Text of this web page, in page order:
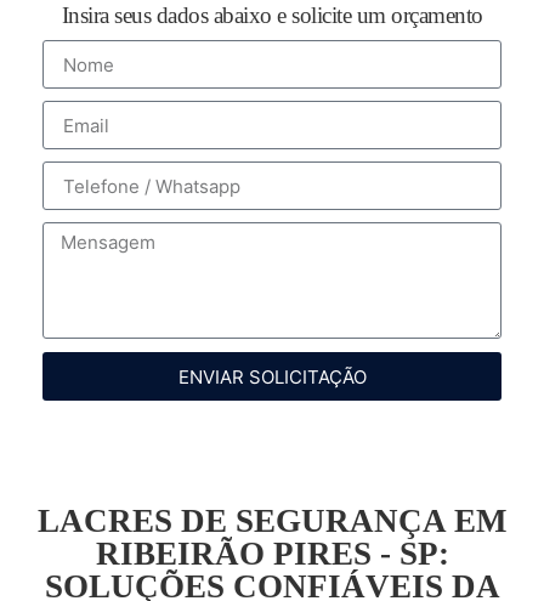
Insira seus dados abaixo e solicite um orçamento
ENVIAR SOLICITAÇÃO
LACRES DE SEGURANÇA EM
RIBEIRÃO PIRES - SP:
SOLUÇÕES CONFIÁVEIS DA